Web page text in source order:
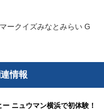
ークイズみなとみらい G
情報
ニュウマン横浜で初体験！